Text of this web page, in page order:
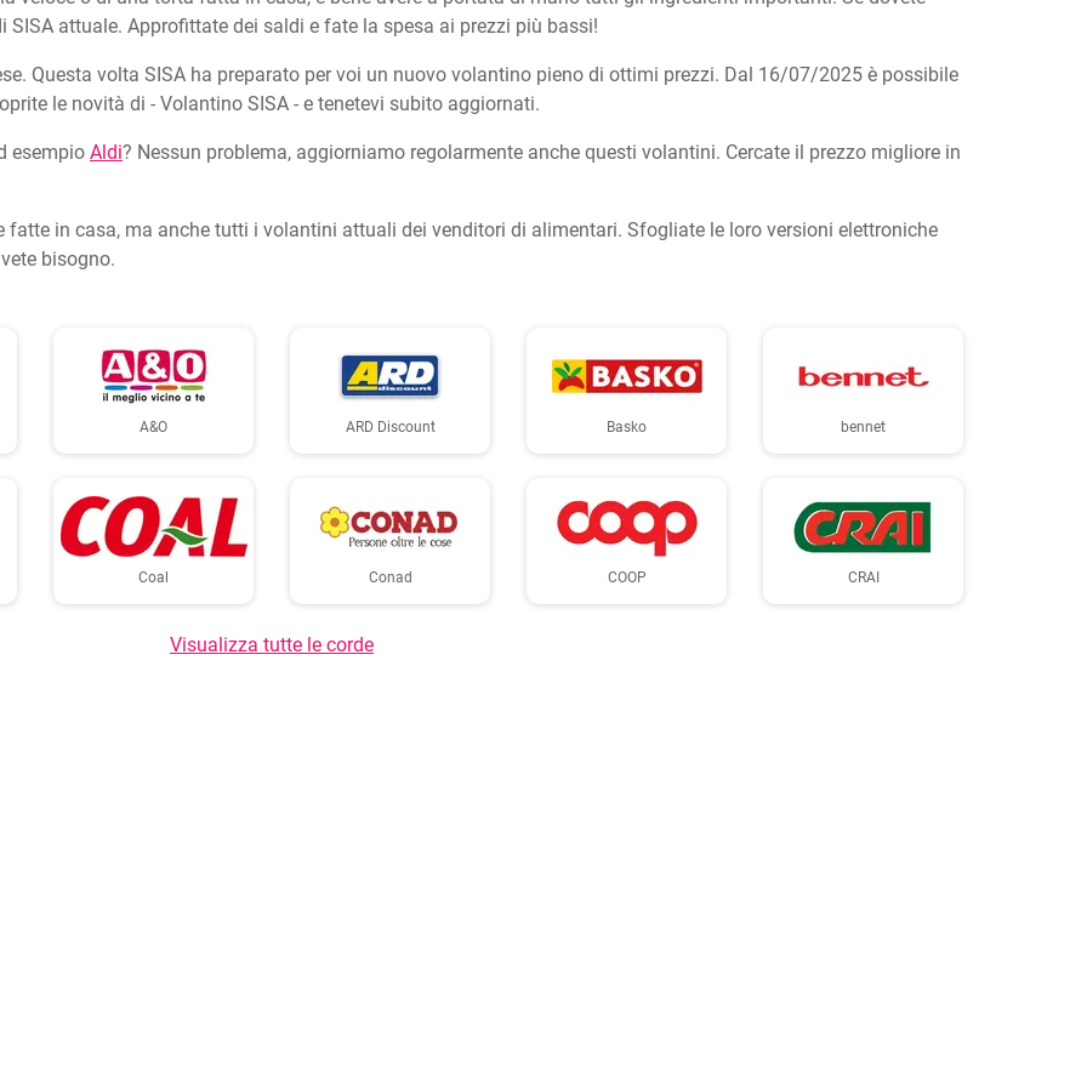
attuale. Approfittate dei saldi e fate la spesa ai prezzi più bassi!
Questa volta SISA ha preparato per voi un nuovo volantino pieno di ottimi prezzi. Dal 16/07/2025 è possibile
le novità di - Volantino SISA - e tenetevi subito aggiornati.
esempio Aldi? Nessun problema, aggiorniamo regolarmente anche questi volantini. Cercate il prezzo migliore in
in casa, ma anche tutti i volantini attuali dei venditori di alimentari. Sfogliate le loro versioni elettroniche
bisogno.
A&O ARD Discount Basko bennet
Coal Conad COOP CRAI
Visualizza tutte le corde